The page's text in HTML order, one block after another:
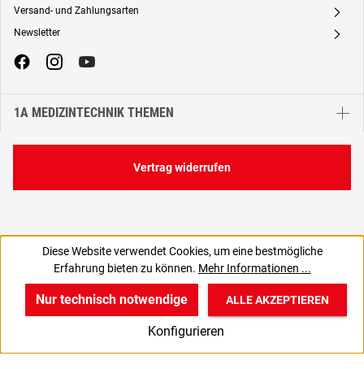
0,61 €
Versand- und Zahlungsarten A
Newsletter A
1A MEDIZINTECHNIK THEMEN
Vertrag widerrufen
Diese Website verwendet Cookies, um eine bestmögliche
Erfahrung bieten zu können. Mehr Informationen ...
Nur technisch notwendige
Konfigurieren
ALLE AKZEPTIEREN
v
Produkte
B